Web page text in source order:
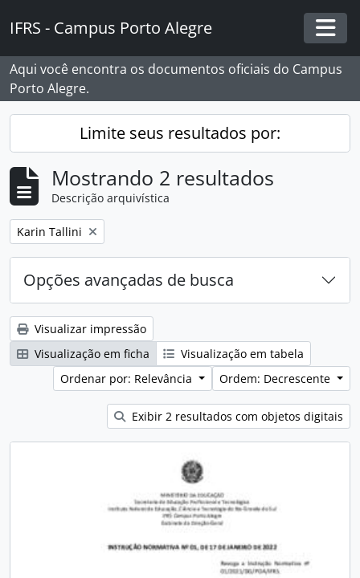
IFRS - Campus Porto Alegre
Aqui você encontra os documentos oficiais do Campus
Porto Alegre.
Limite seus resultados por:
Mostrando 2 resultados
Descrição arquivística
Remover filtro:
Karin Tallini
Opções avançadas de busca
Visualizar impressão
Visualização em ficha
Visualização em tabela
Ordenar por: Relevância
Ordem: Decrescente
Exibir 2 resultados com objetos digitais